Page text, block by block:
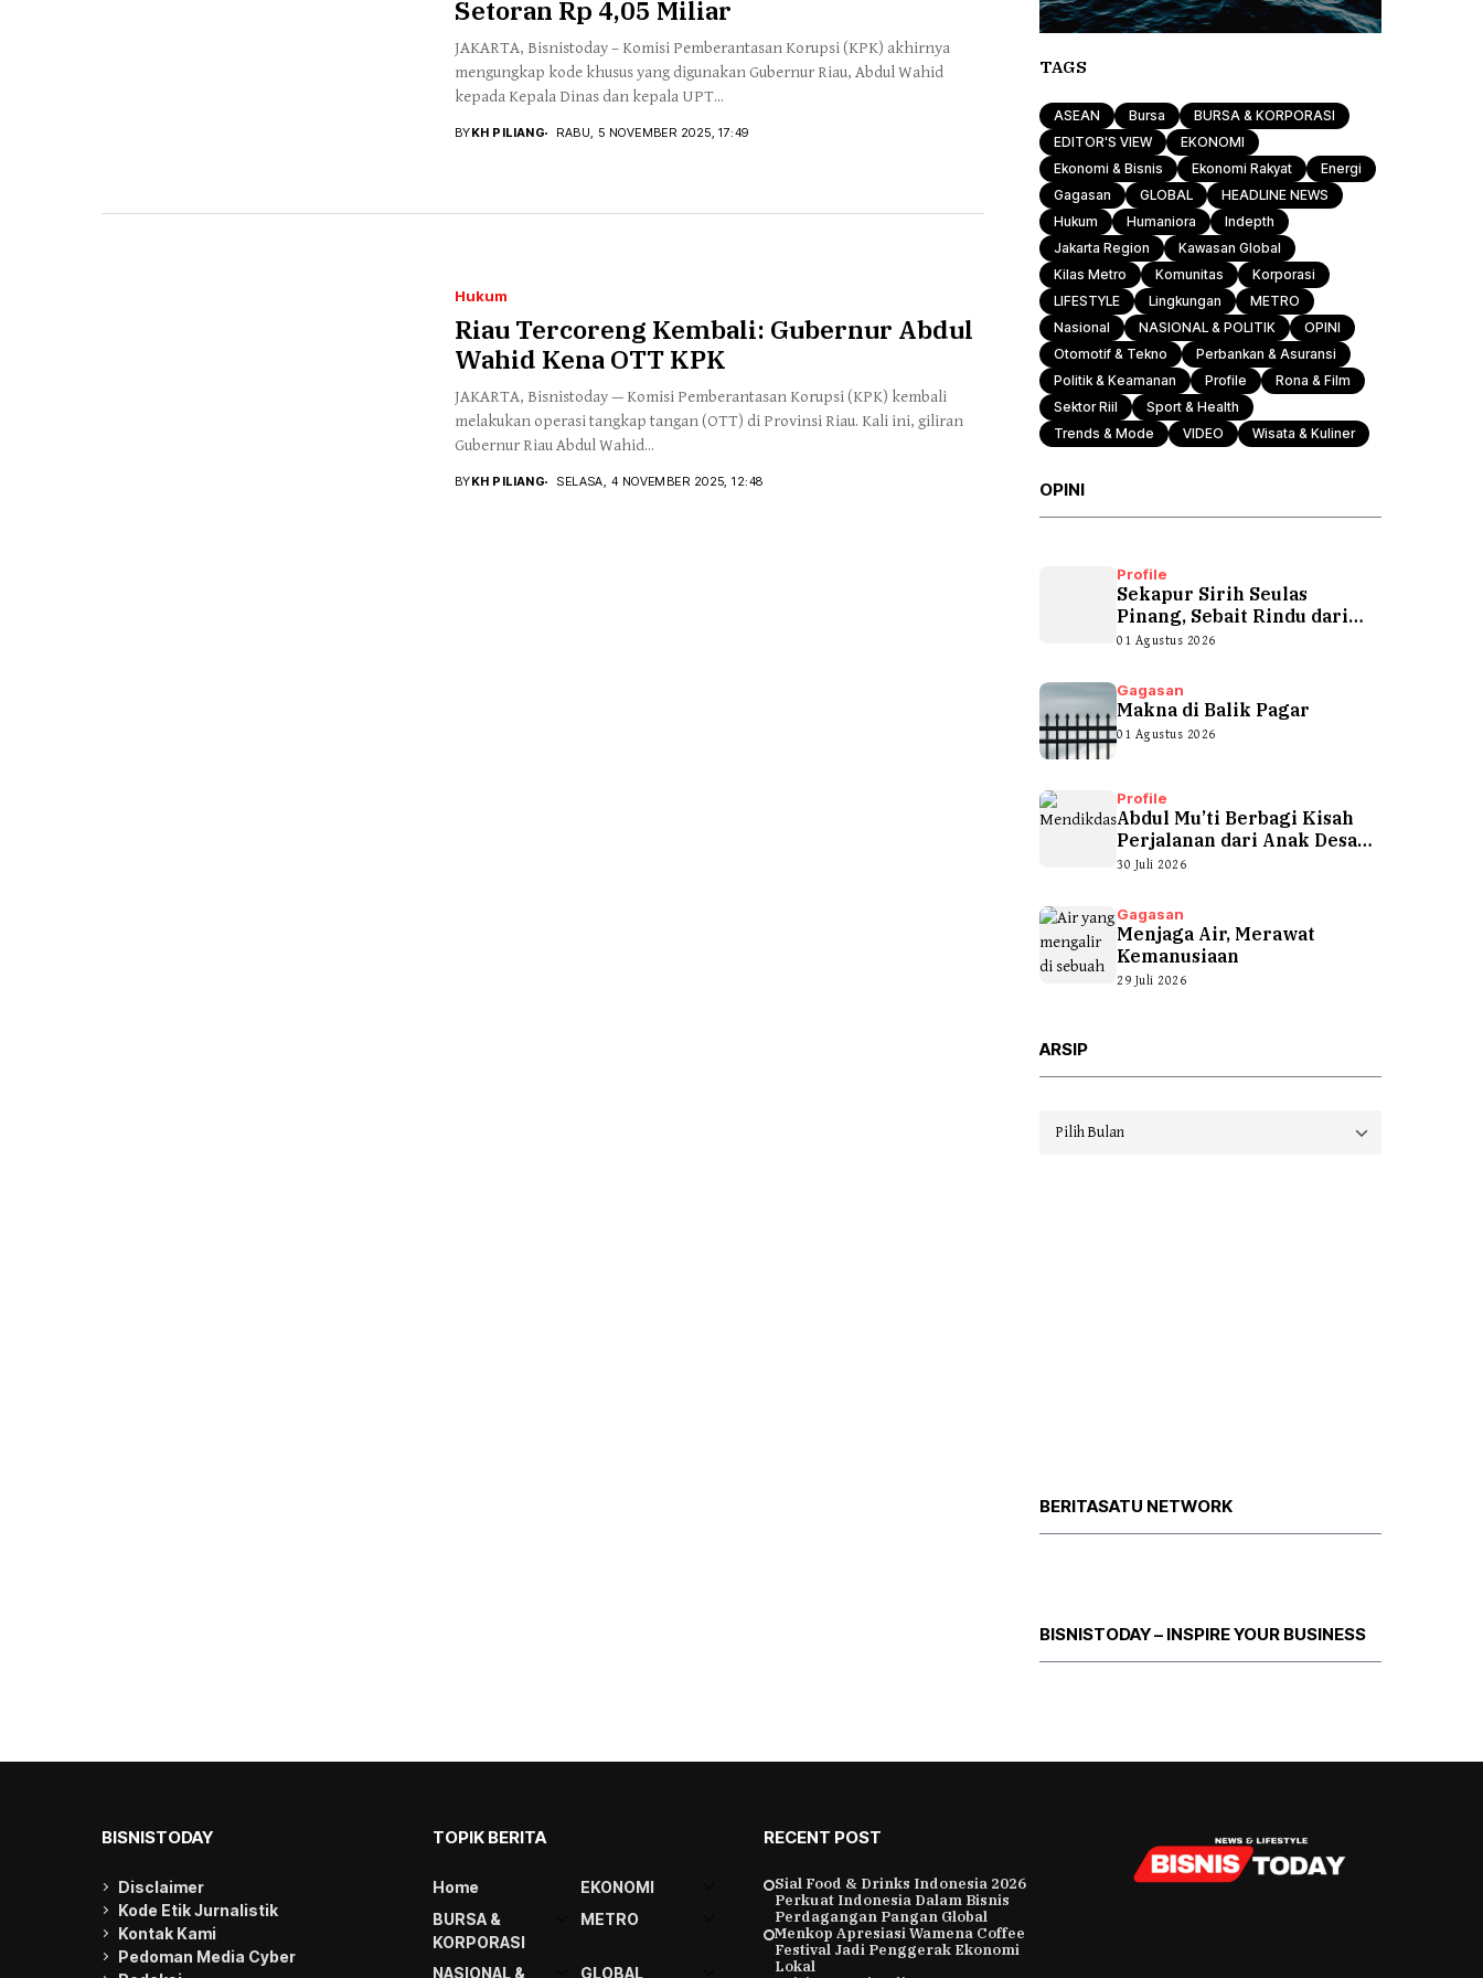
Setoran Rp 4,05 Miliar
JAKARTA, Bisnistoday – Komisi Pemberantasan Korupsi (KPK) akhirnya
mengungkap kode khusus yang digunakan Gubernur Riau, Abdul Wahid
kepada Kepala Dinas dan kepala UPT...
BYKH PILIANG RABU, 5 NOVEMBER 2025, 17:49
Hukum
Riau Tercoreng Kembali: Gubernur Abdul
Wahid Kena OTT KPK
JAKARTA, Bisnistoday — Komisi Pemberantasan Korupsi (KPK) kembali
melakukan operasi tangkap tangan (OTT) di Provinsi Riau. Kali ini, giliran
Gubernur Riau Abdul Wahid...
BYKH PILIANG SELASA, 4 NOVEMBER 2025, 12:48
TAGS
ASEAN Bursa
BURSA & KORPORASI
EDITOR'S VIEW
EKONOMI
Ekonomi & Bisnis
Ekonomi Rakyat
Energi
Gagasan
GLOBAL
HEADLINE NEWS
Hukum
Humaniora
Indepth
Jakarta Region
Kawasan Global
Kilas Metro
Komunitas
Korporasi
LIFESTYLE
Lingkungan
METRO
Nasional
NASIONAL & POLITIK
OPINI
Otomotif & Tekno
Perbankan & Asuransi
Politik & Keamanan
Profile
Rona & Film
Sektor Riil
Sport & Health
Trends & Mode
VIDEO Wisata & Kuliner
OPINI
Profile
Sekapur Sirih Seulas
Pinang, Sebait Rindu dari
Tepian Teluk
01 Agustus 2026
Gagasan
Makna di Balik Pagar
01 Agustus 2026
Profile
Abdul Mu’ti Berbagi Kisah
Perjalanan dari Anak Desa
hingga...
30 Juli 2026
Gagasan
Menjaga Air, Merawat
Kemanusiaan
29 Juli 2026
ARSIP
Arsip
BERITASATU NETWORK
BISNISTODAY – INSPIRE YOUR BUSINESS
BISNISTODAY
Disclaimer
Kode Etik Jurnalistik
Kontak Kami
Pedoman Media Cyber
TOPIK BERITA
Home
EKONOMI
BURSA &
KORPORASI
METRO
NASIONAL & GLOBAL
RECENT POST
Sial Food & Drinks Indonesia 2026
Perkuat Indonesia Dalam Bisnis
Perdagangan Pangan Global
Menkop Apresiasi Wamena Coffee
Festival Jadi Penggerak Ekonomi
Lokal